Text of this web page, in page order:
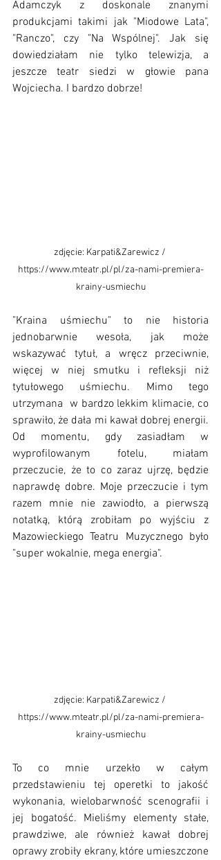
Adamczyk z doskonale znanymi
produkcjami takimi jak "Miodowe Lata",
"Ranczo", czy "Na Wspólnej". Jak się
dowiedziałam nie tylko telewizja, a
jeszcze teatr siedzi w głowie pana
Wojciecha. I bardzo dobrze!
zdjęcie: Karpati&Zarewicz /
https://www.mteatr.pl/pl/za-nami-premiera-
krainy-usmiechu
"Kraina uśmiechu" to nie historia
jednobarwnie wesoła, jak może
wskazywać tytuł, a wręcz przeciwnie,
więcej w niej smutku i refleksji niż
tytułowego uśmiechu. Mimo tego
utrzymana  w bardzo lekkim klimacie, co
sprawiło, że dała mi kawał dobrej energii.
Od momentu, gdy zasiadłam w
wyprofilowanym fotelu, miałam
przeczucie, że to co zaraz ujrzę, będzie
naprawdę dobre. Moje przeczucie i tym
razem mnie nie zawiodło, a pierwszą
notatką, którą zrobiłam po wyjściu z
Mazowieckiego Teatru Muzycznego było
"super wokalnie, mega energia".
zdjęcie: Karpati&Zarewicz /
https://www.mteatr.pl/pl/za-nami-premiera-
krainy-usmiechu
To co mnie urzekło w całym
przedstawieniu tej operetki to jakość
wykonania, wielobarwność scenografii i
jej bogatość. Mieliśmy elementy stałe,
prawdziwe, ale również kawał dobrej
oprawy zrobiły ekrany, które umieszczone